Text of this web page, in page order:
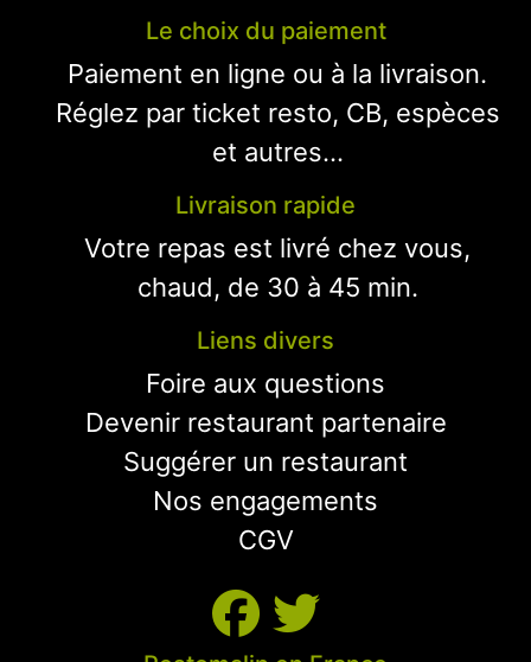
Le choix du paiement
Paiement en ligne ou à la livraison.
Réglez par ticket resto, CB, espèces
et autres...
Livraison rapide
Votre repas est livré chez vous,
chaud, de 30 à 45 min.
Liens divers
Foire aux questions
Devenir restaurant partenaire
Suggérer un restaurant
Nos engagements
CGV